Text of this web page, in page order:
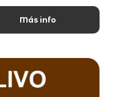
Más info